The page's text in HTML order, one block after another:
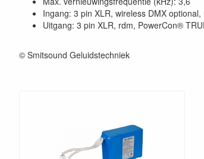
Ingang: 3 pin XLR, wireless DMX
Uitgang: 3 pin XLR, rdm, PowerCon®
© Smitsound Geluidstechniek